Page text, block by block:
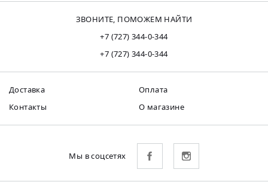
ЗВОНИТЕ, ПОМОЖЕМ НАЙТИ
+7 (727) 344-0-344
+7 (727) 344-0-344
Доставка
Оплата
Контакты
О магазине
Мы в соцсетях